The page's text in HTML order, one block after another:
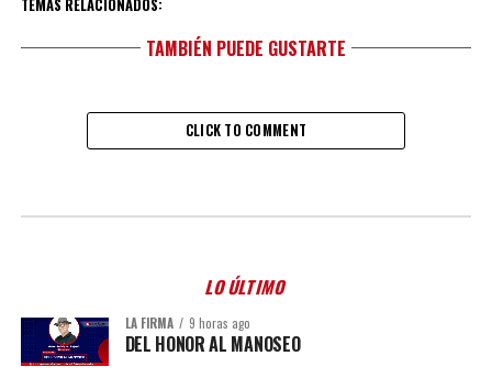
TEMAS RELACIONADOS:
TAMBIÉN PUEDE GUSTARTE
CLICK TO COMMENT
LO ÚLTIMO
LA FIRMA 9 horas ago
DEL HONOR AL MANOSEO